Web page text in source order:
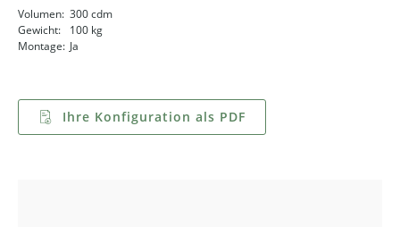
Volumen: 300 cdm
Gewicht:
100 kg
Montage: Ja
Ihre Konfiguration als PDF